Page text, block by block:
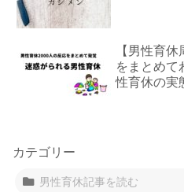
【男性育
をまとめて
性育休の実
カテゴリー
男性育休記事を読む